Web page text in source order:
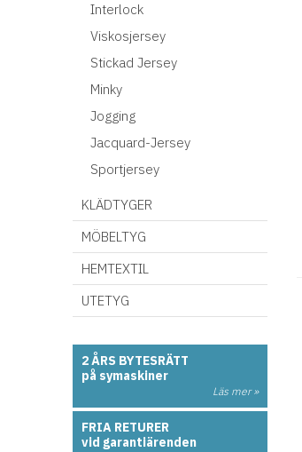
Interlock
Viskosjersey
Stickad Jersey
Minky
Jogging
Jacquard-Jersey
Sportjersey
KLÄDTYGER
MÖBELTYG
HEMTEXTIL
UTETYG
2 ÅRS BYTESRÄTT
på symaskiner
Läs mer »
FRIA RETURER
vid garantiärenden